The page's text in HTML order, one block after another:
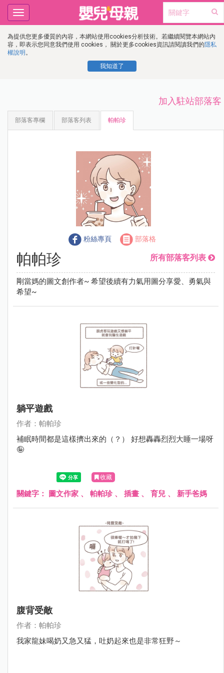
為提供您更多優質的內容，本網站使用cookies分析技術。若繼續閱覽本網站內
容，即表示您同意我們使用 cookies， 關於更多cookies資訊請閱讀我們的隱私
權說明 。
我知道了
Toggle
navigation
加入駐站部落客
部落客專欄 部落客列表 帕帕珍
粉絲專頁 部落格
帕帕珍 所有部落客列表
剛當媽的圖文創作者~ 希望後續有力氣用圖分享愛、勇氣與
希望~
躺平遊戲
作者：帕帕珍
補眠時間都是這樣擠出來的（？） 好想轟轟烈烈大睡一場呀
🤪
收藏
關鍵字： 圖文作家 、 帕帕珍、 插畫 、 育兒 、 新手爸媽
腹背受敵
作者：帕帕珍
我家龍妹喝奶又急又猛，吐奶起來也是非常狂野～